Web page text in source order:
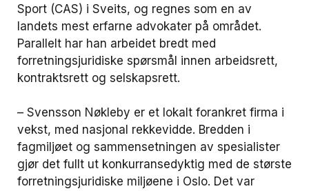
Sport (CAS) i Sveits, og regnes som en av
landets mest erfarne advokater på området.
Parallelt har han arbeidet bredt med
forretningsjuridiske spørsmål innen arbeidsrett,
kontraktsrett og selskapsrett.
– Svensson Nøkleby er et lokalt forankret firma i
vekst, med nasjonal rekkevidde. Bredden i
fagmiljøet og sammensetningen av spesialister
gjør det fullt ut konkurransedyktig med de største
forretningsjuridiske miljøene i Oslo. Det var